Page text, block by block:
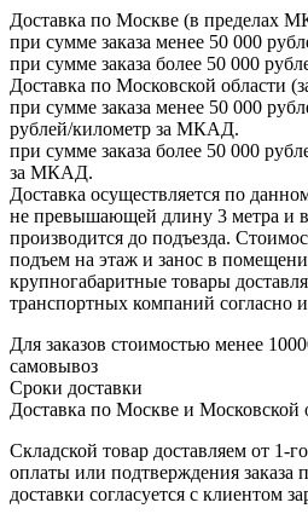
Доставка по Москве (в пределах
при сумме заказа менее 50 000
при сумме заказа более 50 000
Доставка по Московской области
при сумме заказа менее 50 000
рублей/километр за МКАД.
при сумме заказа более 50 000
за МКАД.
Доставка осуществляется по
не превышающей длину 3 метра и
производится до подъезда.
подъем на этаж и занос в
крупногабаритные товары
транспортных компаний согласно
Для заказов стоимостью менее
самовывоз
Сроки доставки
Доставка по Москве и Московской
Складской товар доставляем от 1-
оплаты или подтверждения заказа
доставки согласуется с клиентом